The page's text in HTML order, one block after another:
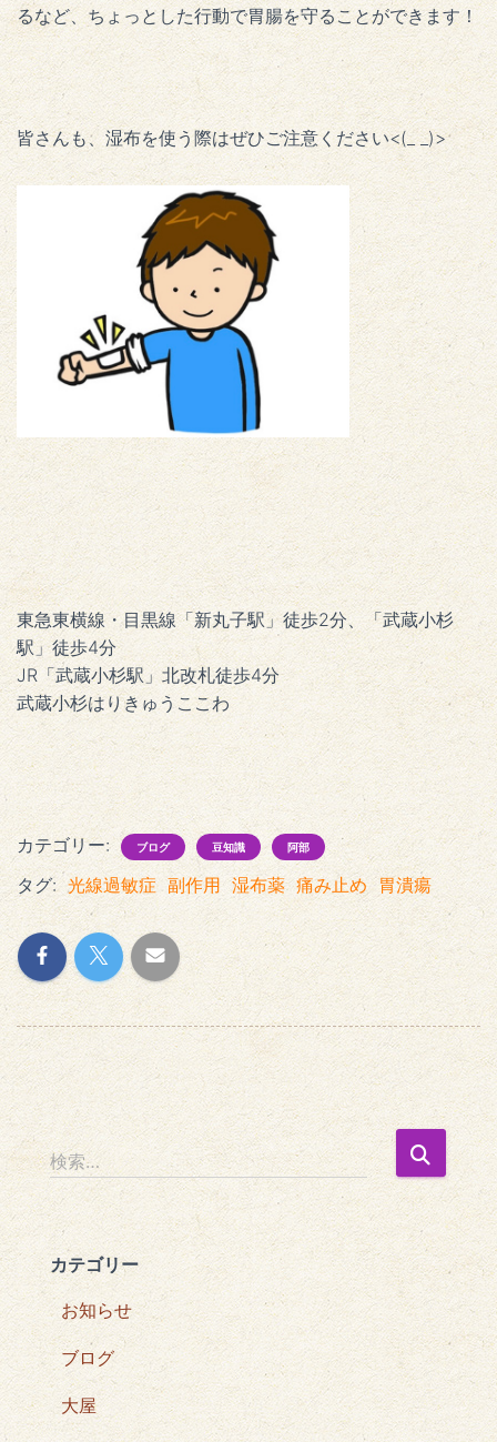
るなど、ちょっとした行動で胃腸を守ることができます！
皆さんも、湿布を使う際はぜひご注意ください<(_ _)>
東急東横線・目黒線「新丸子駅」徒歩2分、「武蔵小杉
駅」徒歩4分
JR「武蔵小杉駅」北改札徒歩4分
武蔵小杉はりきゅうここわ
カテゴリー: ブログ 豆知識 阿部
タグ: 光線過敏症 副作用 湿布薬 痛み止め 胃潰瘍
検
索
:
検索…
カテゴリー
お知らせ
ブログ
大屋